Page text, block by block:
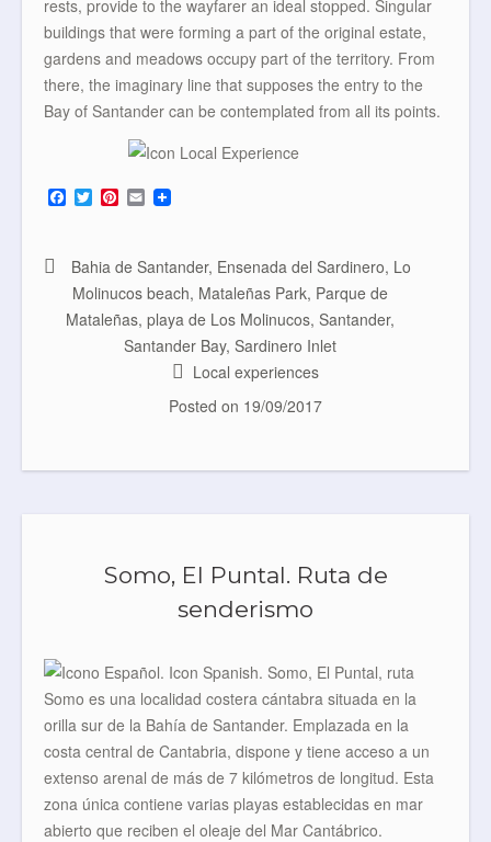
rests, provide to the wayfarer an ideal stopped. Singular
buildings that were forming a part of the original estate,
gardens and meadows occupy part of the territory. From
there, the imaginary line that supposes the entry to the
Bay of Santander can be contemplated from all its points.
F
a
b
o
o
k
T
w
t
e
r
P
e
r
e
s
E
m
l
Bahia de Santander, Ensenada del Sardinero, Lo
Molinucos beach, Mataleñas Park, Parque de
Mataleñas, playa de Los Molinucos, Santander,
Santander Bay, Sardinero Inlet
Local experiences
Posted on 19/09/2017
Somo, El Puntal. Ruta de
senderismo
Somo es una localidad costera cántabra situada en la
orilla sur de la Bahía de Santander. Emplazada en la
costa central de Cantabria, dispone y tiene acceso a un
extenso arenal de más de 7 kilómetros de longitud. Esta
zona única contiene varias playas establecidas en mar
abierto que reciben el oleaje del Mar Cantábrico.